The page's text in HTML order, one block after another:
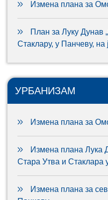
Измена плана за
План за Луку Дунав
Стаклару, у Панчеву, на
УРБАНИЗАМ
Измена плана за
Измена плана Лука
Стара Утва и Стаклара
Измена плана за